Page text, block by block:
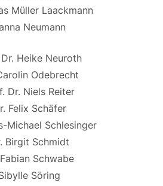
Müller Laackmann
Neumann
Heike Neuroth
Odebrecht
Dr. Niels Reiter
Felix Schäfer
Michael Schlesinger
Birgit Schmidt
Schwabe
Söring